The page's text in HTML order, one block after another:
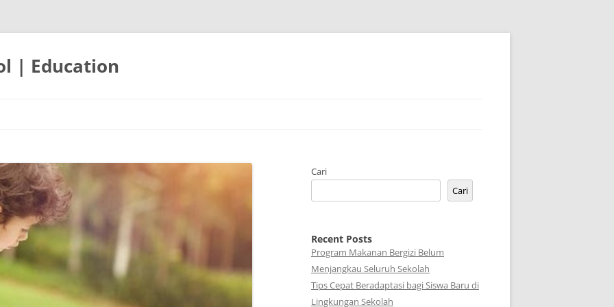
| Education
Cari
Cari
Recent Posts
Program Makanan Bergizi Belum
Menjangkau Seluruh Sekolah
Tips Cepat Beradaptasi bagi Siswa Baru di
Lingkungan Sekolah